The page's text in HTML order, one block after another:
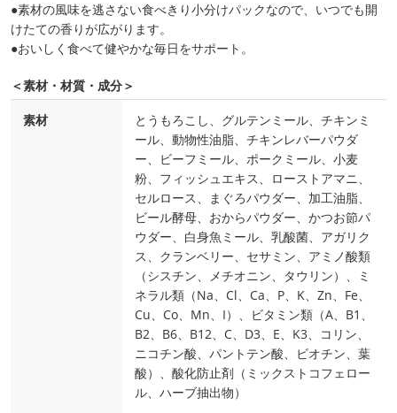
●素材の風味を逃さない食べきり小分けパックなので、いつでも開
けたての香りが広がります。
●おいしく食べて健やかな毎日をサポート。
＜素材・材質・成分＞
素材
とうもろこし、グルテンミール、チキンミ
ール、動物性油脂、チキンレバーパウダ
ー、ビーフミール、ポークミール、小麦
粉、フィッシュエキス、ローストアマニ、
セルロース、まぐろパウダー、加工油脂、
ビール酵母、おからパウダー、かつお節パ
ウダー、白身魚ミール、乳酸菌、アガリク
ス、クランベリー、セサミン、アミノ酸類
（シスチン、メチオニン、タウリン）、ミ
ネラル類（Na、Cl、Ca、P、K、Zn、Fe、
Cu、Co、Mn、I）、ビタミン類（A、B1、
B2、B6、B12、C、D3、E、K3、コリン、
ニコチン酸、パントテン酸、ビオチン、葉
酸）、酸化防止剤（ミックストコフェロー
ル、ハーブ抽出物）